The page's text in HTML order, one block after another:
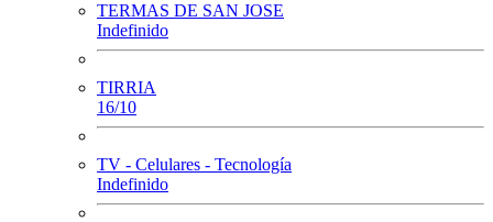
TERMAS DE SAN JOSE
Indefinido
TIRRIA
16/10
TV - Celulares - Tecnología
Indefinido